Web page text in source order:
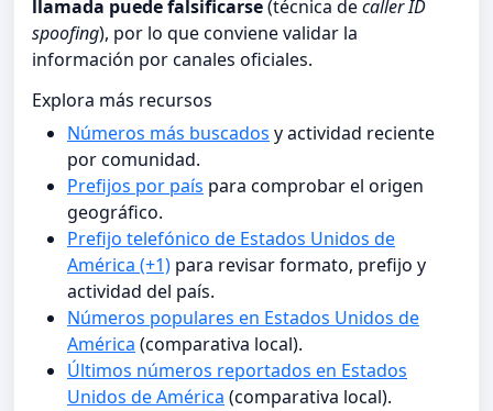
llamada puede falsificarse(técnica decaller ID
spoofing), por lo que conviene validar la
información por canales oficiales.
Explora más recursos
Números más buscados y actividad reciente
por comunidad.
Prefijos por país para comprobar el origen
geográfico.
Prefijo telefónico de Estados Unidos de
América (+1) para revisar formato, prefijo y
actividad del país.
Números populares en Estados Unidos de
América (comparativa local).
Últimos números reportados en Estados
Unidos de América (comparativa local).